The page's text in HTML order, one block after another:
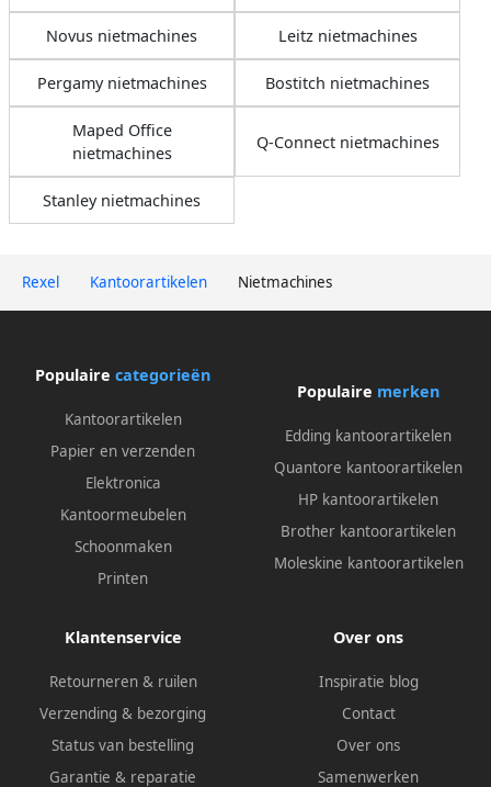
Rexel Kantoorartikelen Nietmachines
Novus nietmachines Leitz nietmachines
Pergamy nietmachines Bostitch nietmachines
Maped Office
nietmachines
Q-Connect nietmachines
Stanley nietmachines
Populaire categorieën
Kantoorartikelen
Papier en verzenden
Elektronica
Kantoormeubelen
Schoonmaken
Printen
Populaire merken
Edding kantoorartikelen
Quantore kantoorartikelen
HP kantoorartikelen
Brother kantoorartikelen
Moleskine kantoorartikelen
Klantenservice
Retourneren & ruilen
Verzending & bezorging
Status van bestelling
Garantie & reparatie
Over ons
Inspiratie blog
Contact
Over ons
Samenwerken